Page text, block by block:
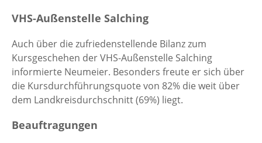
VHS-Außenstelle Salching
Auch über die zufriedenstellende Bilanz zum
Kursgeschehen der VHS-Außenstelle Salching
informierte Neumeier. Besonders freute er sich über
die Kursdurchführungsquote von 82% die weit über
dem Landkreisdurchschnitt (69%) liegt.
Beauftragungen